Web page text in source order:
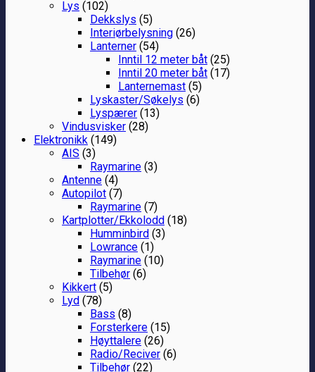
Lys (102)
Dekkslys (5)
Interiørbelysning (26)
Lanterner (54)
Inntil 12 meter båt (25)
Inntil 20 meter båt (17)
Lanternemast (5)
Lyskaster/Søkelys (6)
Lyspærer (13)
Vindusvisker (28)
Elektronikk (149)
AIS (3)
Raymarine (3)
Antenne (4)
Autopilot (7)
Raymarine (7)
Kartplotter/Ekkolodd (18)
Humminbird (3)
Lowrance (1)
Raymarine (10)
Tilbehør (6)
Kikkert (5)
Lyd (78)
Bass (8)
Forsterkere (15)
Høyttalere (26)
Radio/Reciver (6)
Tilbehør (22)